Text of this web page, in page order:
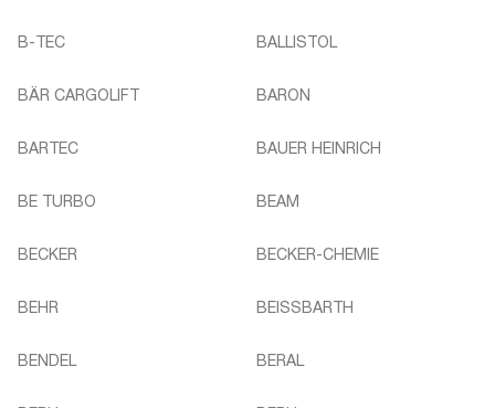
B-TEC BALLISTOL
BÄR CARGOLIFT BARON
BARTEC BAUER HEINRICH
BE TURBO BEAM
BECKER BECKER-CHEMIE
BEHR BEISSBARTH
BENDEL BERAL